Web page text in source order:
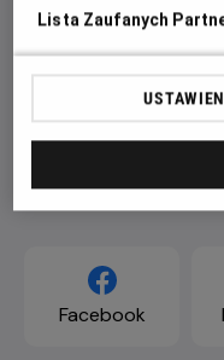
ZAPROŚ
Facebook
Lista Zaufanych